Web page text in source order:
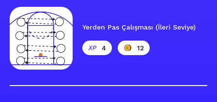
Yerden Pas Çalışması (İleri Seviye)
4 12